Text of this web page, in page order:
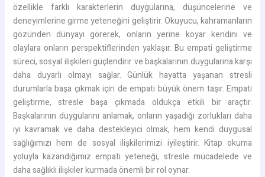
özellikle farklı karakterlerin duygularına, düşüncelerine ve
deneyimlerine girme yeteneğini geliştirir. Okuyucu, kahramanların
gözünden dünyayı görerek, onların yerine koyar kendini ve
olaylara onların perspektiflerinden yaklaşır. Bu empati geliştirme
süreci, sosyal ilişkileri güçlendirir ve başkalarının duygularına karşı
daha duyarlı olmayı sağlar. Günlük hayatta yaşanan stresli
durumlarla başa çıkmak için de empati büyük önem taşır. Empati
geliştirme, stresle başa çıkmada oldukça etkili bir araçtır.
Başkalarının duygularını anlamak, onların yaşadığı zorlukları daha
iyi kavramak ve daha destekleyici olmak, hem kendi duygusal
sağlığımızı hem de sosyal ilişkilerimizi iyileştirir. Kitap okuma
yoluyla kazandığımız empati yeteneği, stresle mücadelede ve
daha sağlıklı ilişkiler kurmada önemli bir rol oynar.